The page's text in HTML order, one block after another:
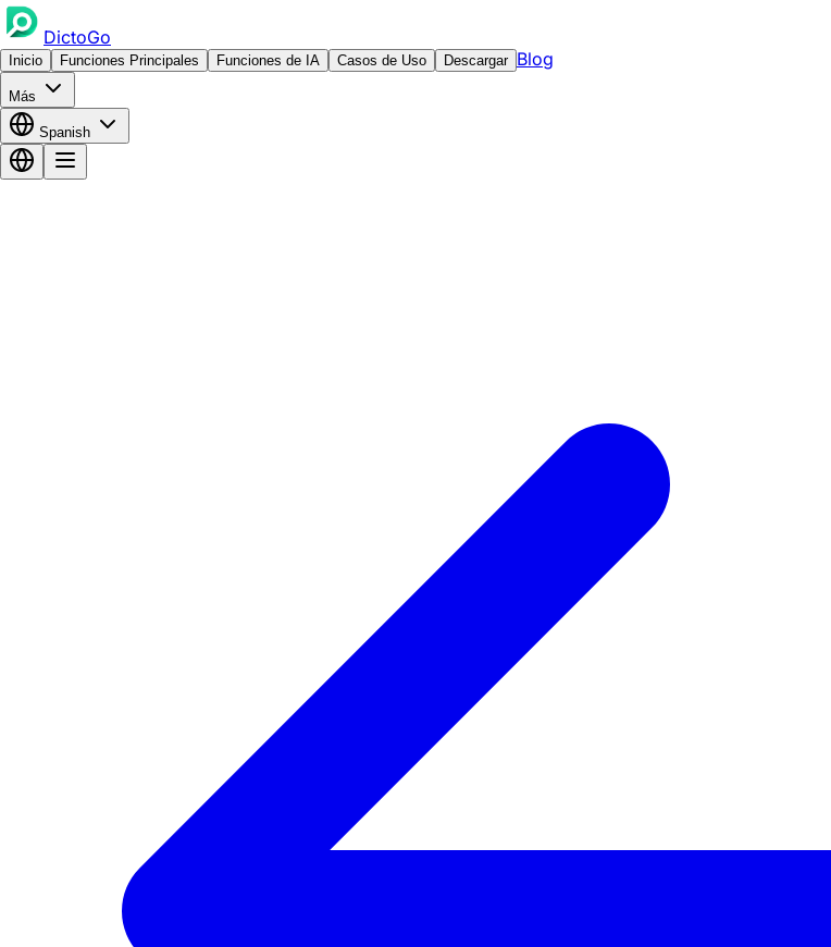
DictoGo
Inicio Funciones Principales Funciones de IA Casos de Uso Descargar Blog
Más
Spanish